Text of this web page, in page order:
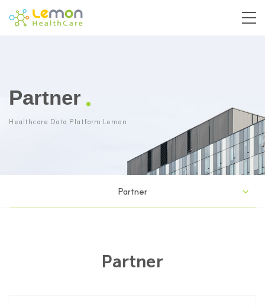
Partner
Healthcare Data Platform Lemon
Partner
Partner